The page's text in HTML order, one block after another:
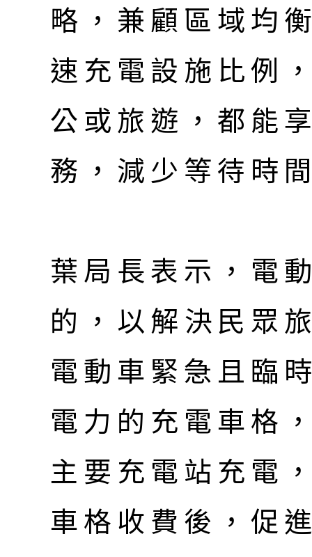
略，兼顧區域均
速充電設施比例
公或旅遊，都能
務，減少等待時
葉局長表示，電
的，以解決民眾
電動車緊急且臨
電力的充電車格
主要充電站充電
車格收費後，促